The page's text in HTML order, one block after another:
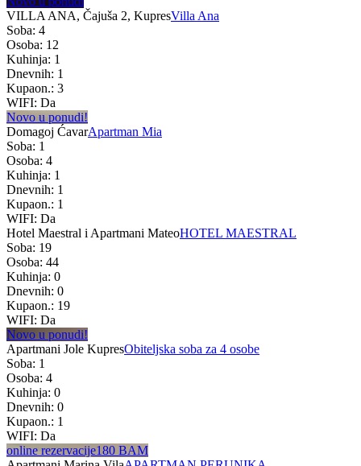
VILLA ANA, Čajuša 2, KupresVilla Ana
Soba: 4
Osoba: 12
Kuhinja: 1
Dnevnih: 1
Kupaon.: 3
WIFI: Da
Novo u ponudi!
Domagoj ĆavarApartman Mia
Soba: 1
Osoba: 4
Kuhinja: 1
Dnevnih: 1
Kupaon.: 1
WIFI: Da
Hotel Maestral i Apartmani MateoHOTEL MAESTRAL
Soba: 19
Osoba: 44
Kuhinja: 0
Dnevnih: 0
Kupaon.: 19
WIFI: Da
Novo u ponudi!
Apartmani Jole KupresObiteljska soba za 4 osobe
Soba: 1
Osoba: 4
Kuhinja: 0
Dnevnih: 0
Kupaon.: 1
WIFI: Da
online rezervacije180 BAM